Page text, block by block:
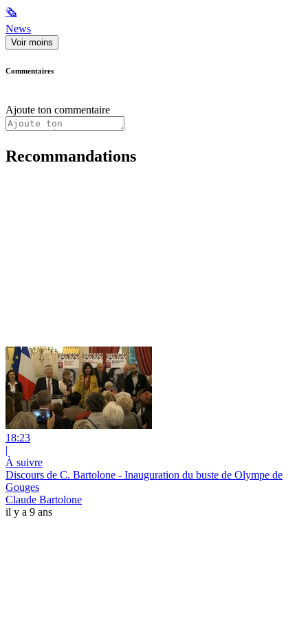
🗞
News
Voir moins
Commentaires
Ajoute ton commentaire
Recommandations
18:23
|
À suivre
Discours de C. Bartolone - Inauguration du buste de Olympe de
Gouges
Claude Bartolone
il y a 9 ans